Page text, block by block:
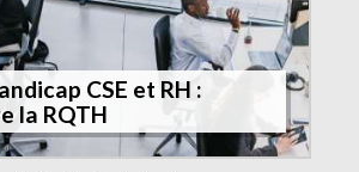
CSE et RH :
la RQTH